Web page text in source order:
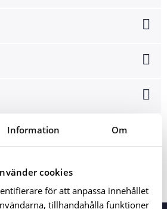
Information Om
cookies
för att anpassa innehållet
tillhandahålla funktioner